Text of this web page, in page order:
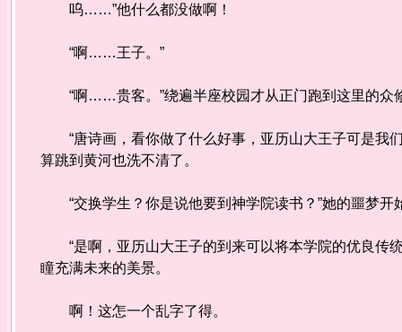
呜……”他什么都没做啊！
“啊……王子。”
“啊……贵客。”绕遍半座校园才从正门跑到这里的众
“唐诗画，看你做了什么好事，亚历山大王子可是我们
算跳到黄河也洗不清了。
“交换学生？你是说他要到神学院读书？”她的噩梦开
“是啊，亚历山大王子的到来可以将本学院的优良传
瞳充满未来的美景。
啊！这怎一个乱字了得。